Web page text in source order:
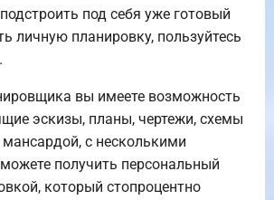
под себя уже готовый
личную планировку, пользуйтесь
вы имеете возможность
эскизы, планы, чертежи, схемы
с несколькими
получить персональный
который стопроцентно